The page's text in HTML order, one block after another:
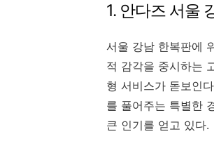
1. 안다즈 서울
서울 강남 한복판에
적 감각을 중시하는
형 서비스가 돋보인
를 풀어주는 특별한
큰 인기를 얻고 있다.